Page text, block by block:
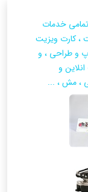
خدمات
، کارت ویزیت
و طراحی ، و
و
، مش ، ...